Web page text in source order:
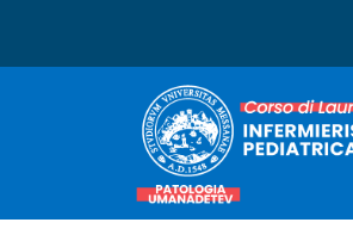
Corso di laurea